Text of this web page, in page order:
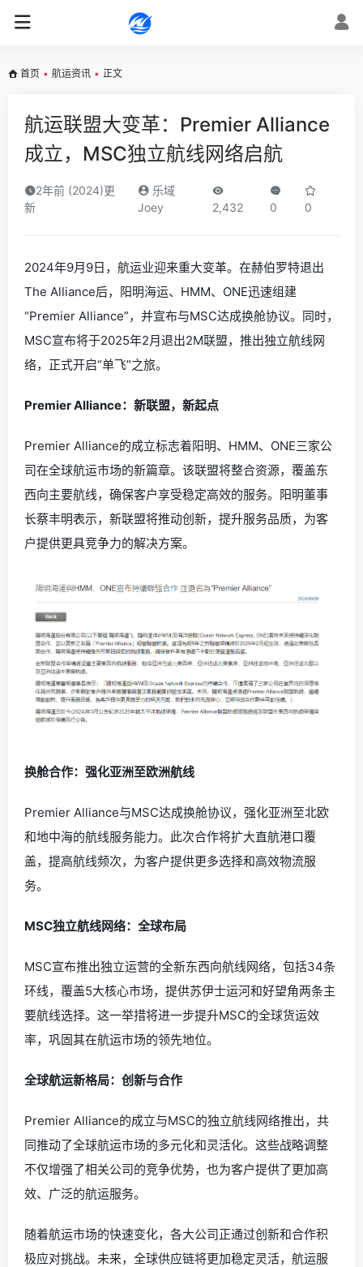
首页 • 航运资讯 • 正文
航运联盟大变革：Premier Alliance
成立，MSC独立航线网络启航
2年前 (2024)更
新
乐域
Joey
2,432 0 0
2024年9月9日，航运业迎来重大变革。在赫伯罗特退出
The Alliance后，阳明海运、HMM、ONE迅速组建
“Premier Alliance”，并宣布与MSC达成换舱协议。同时，
MSC宣布将于2025年2月退出2M联盟，推出独立航线网
络，正式开启“单飞”之旅。
Premier Alliance：新联盟，新起点
Premier Alliance的成立标志着阳明、HMM、ONE三家公
司在全球航运市场的新篇章。该联盟将整合资源，覆盖东
西向主要航线，确保客户享受稳定高效的服务。阳明董事
长蔡丰明表示，新联盟将推动创新，提升服务品质，为客
户提供更具竞争力的解决方案。
换舱合作：强化亚洲至欧洲航线
Premier Alliance与MSC达成换舱协议，强化亚洲至北欧
和地中海的航线服务能力。此次合作将扩大直航港口覆
盖，提高航线频次，为客户提供更多选择和高效物流服
务。
MSC独立航线网络：全球布局
MSC宣布推出独立运营的全新东西向航线网络，包括34条
环线，覆盖5大核心市场，提供苏伊士运河和好望角两条主
要航线选择。这一举措将进一步提升MSC的全球货运效
率，巩固其在航运市场的领先地位。
全球航运新格局：创新与合作
Premier Alliance的成立与MSC的独立航线网络推出，共
同推动了全球航运市场的多元化和灵活化。这些战略调整
不仅增强了相关公司的竞争优势，也为客户提供了更加高
效、广泛的航运服务。
随着航运市场的快速变化，各大公司正通过创新和合作积
极应对挑战。未来，全球供应链将更加稳定灵活，航运服